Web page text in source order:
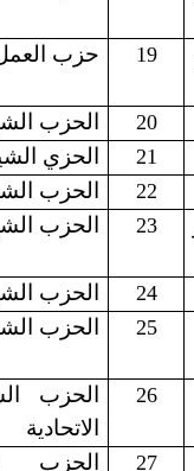
19 حزب
20 الحزب
21 الحزي
22 الحزب
23 الحزب
24 الحزب
25 الحزب
26
الحزب
الاتحادية
27
الحزب